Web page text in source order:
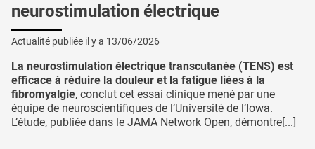
neurostimulation électrique
Actualité publiée il y a 13/06/2026
La neurostimulation électrique transcutanée (TENS) est
efficace à réduire la douleur et la fatigue liées à la
fibromyalgie, conclut cet essai clinique mené par une
équipe de neuroscientifiques de l’Université de l’Iowa.
L’étude, publiée dans le JAMA Network Open, démontre[...]